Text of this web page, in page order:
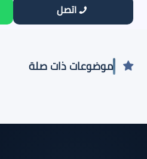
اتصل
موضوعات ذات صلة